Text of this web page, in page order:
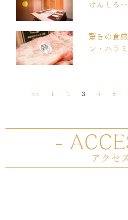
けんしろ･･
驚きの食
ン・ハラ
<< 1 2 3 4 5